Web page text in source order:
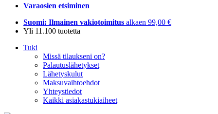
Varaosien etsiminen
Suomi: Ilmainen vakiotoimitus alkaen 99,00 €
Yli 11.100 tuotetta
Tuki
Missä tilaukseni on?
Palautuslähetykset
Lähetyskulut
Maksuvaihtoehdot
Yhteystiedot
Kaikki asiakastukiaiheet